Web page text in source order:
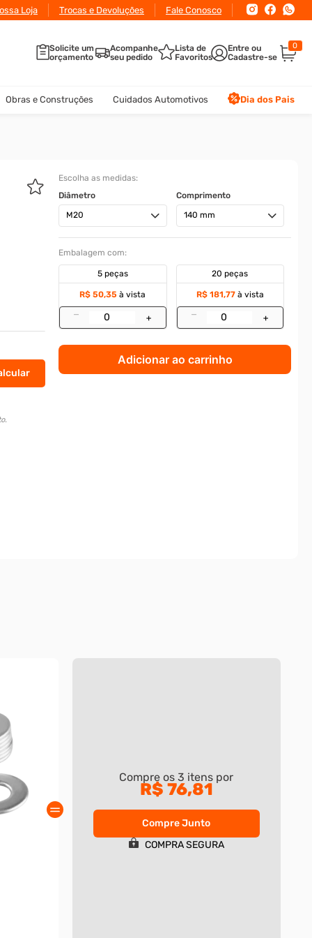
Loja Trocas e Devoluções Fale Conosco
Solicite um
orçamento
Acompanhe
seu pedido
Lista de
Favoritos
0
Obras e Construções Cuidados Automotivos Dia dos Pais
Escolha as medidas:
Diâmetro
M20
Comprimento
140 mm
Embalagem com:
5 peças
R$ 50,35 à vista
– +
20 peças
R$ 181,77à vista
– +
Adicionar ao carrinho
Compre os3 itens por
R$ 76,81
Compre Junto
COMPRA SEGURA